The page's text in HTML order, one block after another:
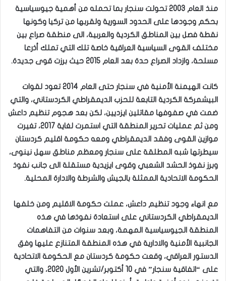
منذ العام 2003 تحولت سنجار بما تحمله من أهمية جيوسياسية
بحكم وجودها على الحدود السورية ولقربها من تركيا وكونها
نقطة فصل بين المناطق الكردية والعربية، الى منطقة صراع بين
مختلف القوى السياسية العراقية خاصة تلك التي تملك أذرعا
مسلحة، وازداد الصراع حدة بعد العام 2015 حيث برزت قوى جديدة.
كانت الهيمنة الأمنية في سنجار حتى العام 2014 تعود لقوات
البيشمركة الكردية التابعة للحزب الديمقراطي الكردستاني، والتي
ضمت في صفوفها مقاتلين ايزديين، لكن بعد هجوم تنظيم داعش
ومن ثم عمليات تحرير المنطقة التي استمرت لغاية 2017، تغيرت
موازين القوى وفقد الديمقراطي ومعه حكومة اقليم كردستان
سيطرتها شبه المطلقة على سنجار ومعظم مناطق سهل نينوى،
وبرز نفوذ الحشد الشعبي وقوى ايزيدية مستقلة الى جانب نفوذ
الحكومة الاتحادية الممثلة بالجيش والشرطة والادارة المحلية.
مع انهاء وجود تنظيم داعش، عملت حكومة الاقليم ومن خلفها
الديمقراطي الكردستاني على استعادة نفوذها في هذه
المنطقة الجيوسياسية المهمة، وبعد سنوات من التفاهمات
الجانبية الأمنية والادارية في هذه المنطقة المتنازع عليها وفق
الدستور العراقي، وقعت حكومة كردستان مع الحكومة الاتحادية
على “اتفاقية سنجار” في 10 أكتوبر/تشرين الأول 2020، والتي